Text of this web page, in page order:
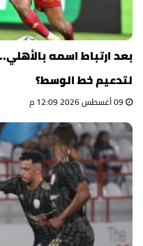
بعد ارتباط اسمه
لتدعيم خط الوسط؟